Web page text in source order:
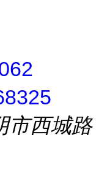
市西城路